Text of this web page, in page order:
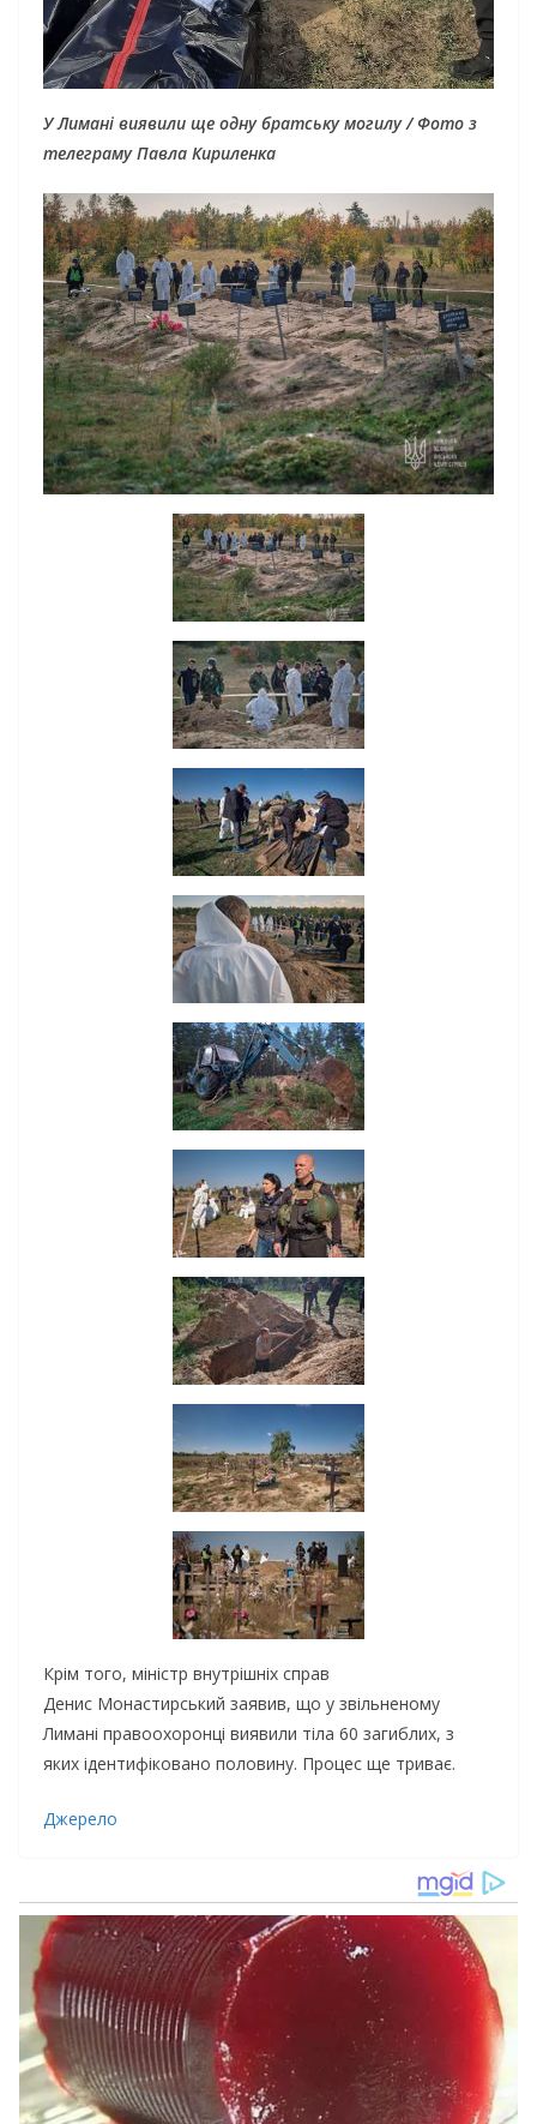
У Лимані виявили ще одну братську могилу / Фото з
телеграму Павла Кириленка
Крім того, міністр внутрішніх справ
Денис Монастирський заявив, що у звільненому
Лимані правоохоронці виявили тіла 60 загиблих, з
яких ідентифіковано половину. Процес ще триває.
Джерело